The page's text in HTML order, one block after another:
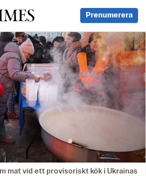
Times Prenumerera
mat vid ett provisoriskt kök i Ukrainas